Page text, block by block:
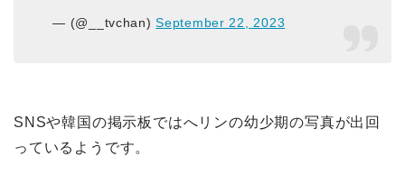
— (@__tvchan)September 22, 2023
SNSや韓国の掲示板ではへリンの幼少期の写真が出回
っているようです。